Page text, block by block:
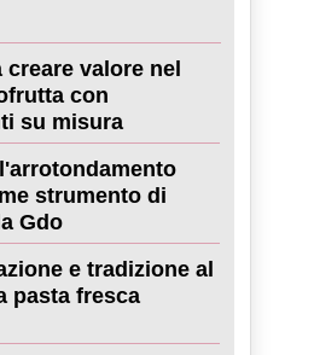
creare valore nel
con
su misura
strumento di
Gdo
e tradizione al
pasta fresca